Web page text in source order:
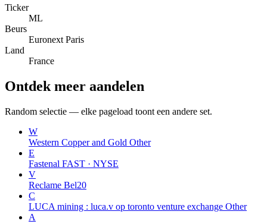
Ticker
ML
Beurs
Euronext Paris
Land
France
Ontdek meer aandelen
Random selectie — elke pageload toont een andere set.
W
Western Copper and Gold Other
E
Fastenal FAST · NYSE
V
Reclame Bel20
C
LUCA mining : luca.v op toronto venture exchange Other
A